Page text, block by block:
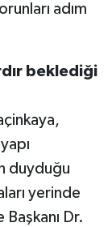
adım
beklediği
duyduğu
yerinde
Dr.